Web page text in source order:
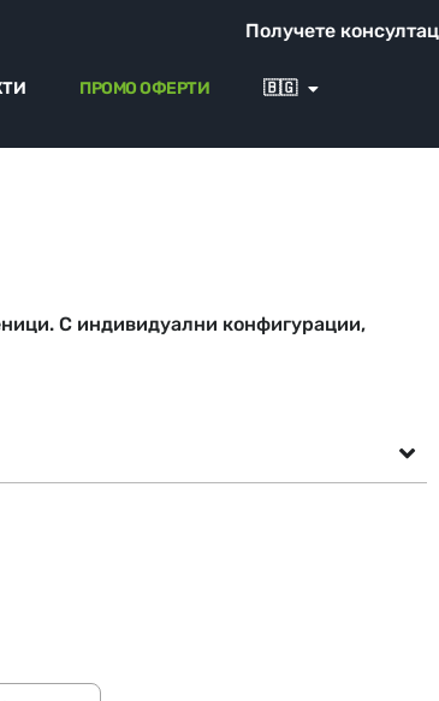
Получете консултация от
ПРОМО ОФЕРТИ 🇧🇬
С индивидуални конфигурации,